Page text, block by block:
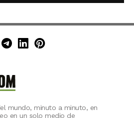
Facebook
en Instagram
en X (Twitter)
en TikTok
Canal de Minuto30 en
Minuto30 en LinkedIn
Minuto30 en
mundo, minuto a minuto, en
en un solo medio de